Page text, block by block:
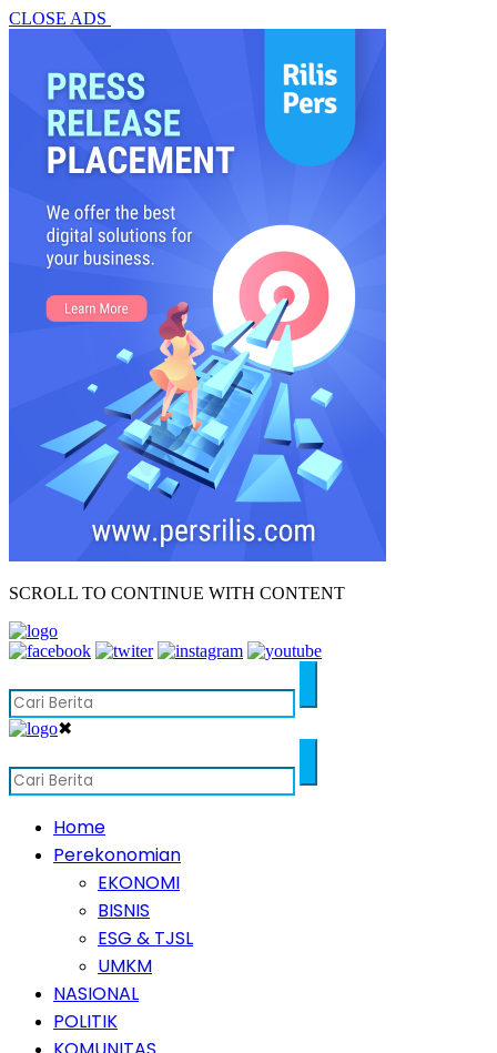
CLOSE ADS
SCROLL TO CONTINUE WITH CONTENT
✖
Home
Perekonomian
EKONOMI
BISNIS
ESG & TJSL
UMKM
NASIONAL
POLITIK